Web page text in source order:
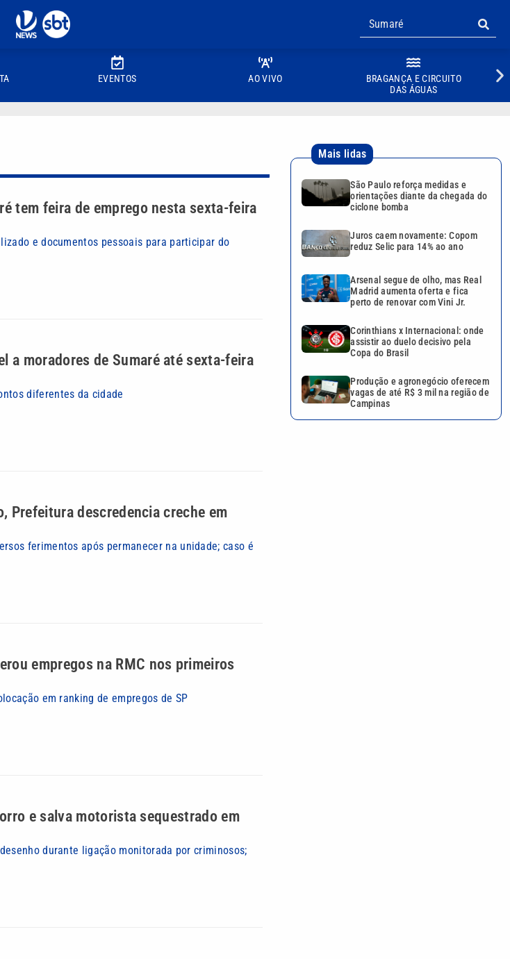
EVENTOS AO VIVO
BRAGANÇA E CIRCUITO
DAS ÁGUAS
tem feira de emprego nesta sexta-feira
e documentos pessoais para participar do
a moradores de Sumaré até sexta-feira
diferentes da cidade
Prefeitura descredencia creche em
ferimentos após permanecer na unidade; caso é
empregos na RMC nos primeiros
em ranking de empregos de SP
e salva motorista sequestrado em
durante ligação monitorada por criminosos;
Mais lidas
São Paulo reforça medidas e
orientações diante da chegada do
ciclone bomba
Juros caem novamente: Copom
reduz Selic para 14% ao ano
Arsenal segue de olho, mas Real
Madrid aumenta oferta e fica
perto de renovar com Vini Jr.
Corinthians x Internacional: onde
assistir ao duelo decisivo pela
Copa do Brasil
Produção e agronegócio oferecem
vagas de até R$ 3 mil na região de
Campinas